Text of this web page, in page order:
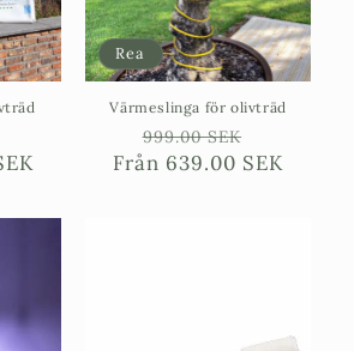
Försäljningspris
Rea
Värmeslinga för olivträd
Ordinarie
pris
999.00 SEK
Från 639.00 SEK